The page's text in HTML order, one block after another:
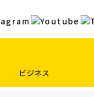
ビジネス